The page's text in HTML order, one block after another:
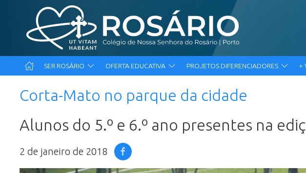
SER ROSÁRIO OFERTA EDUCATIVA PROJETOS DIFERENCIADORES +
Corta-Mato no parque da cidade
Alunos do 5.º e 6.º ano presentes na
2 de janeiro de 2018